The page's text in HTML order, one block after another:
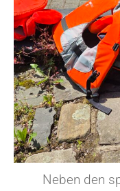
Neben den